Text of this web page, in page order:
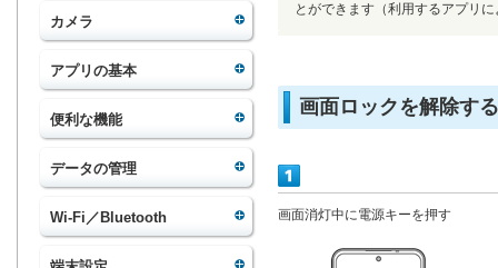
カメラ
アプリの基本
便利な機能
データの管理
Wi-Fi／Bluetooth
とができます（利用するアプリ
画面ロックを解除する
画面消灯中に電源キーを押す